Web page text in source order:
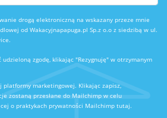
drogą elektroniczną na wskazany przeze mnie
od Wakacyjnapapuga.pl Sp.z o.o z siedzibą w ul.
zgodę, klikając "Rezygnuję" w otrzymanym
platformy marketingowej. Klikając zapisz,
zostaną przesłane do Mailchimp w celu
o praktykach prywatności Mailchimp tutaj.